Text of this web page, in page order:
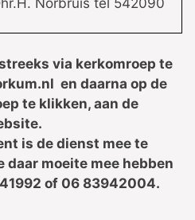
via kerkomroep te
en daarna op de
te klikken, aan de
is de dienst mee te
daar moeite mee hebben
of 06 83942004.